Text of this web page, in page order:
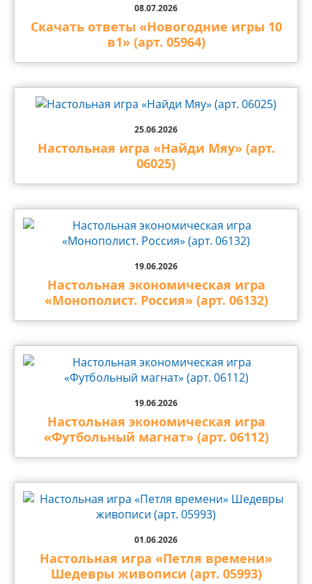
08.07.2026
Скачать ответы «Новогодние игры 10
в1» (арт. 05964)
25.06.2026
Настольная игра «Найди Мяу» (арт.
06025)
19.06.2026
Настольная экономическая игра
«Монополист. Россия» (арт. 06132)
19.06.2026
Настольная экономическая игра
«Футбольный магнат» (арт. 06112)
01.06.2026
Настольная игра «Петля времени»
Шедевры живописи (арт. 05993)